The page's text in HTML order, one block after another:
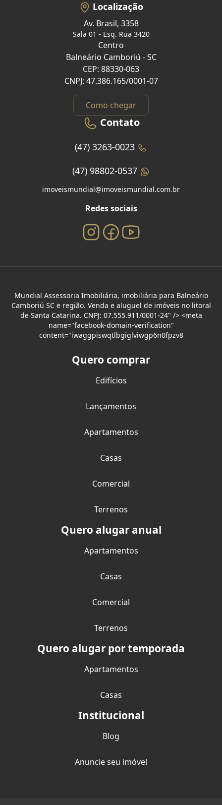
Localização
Av. Brasil, 3358
Sala 01 - Esq. Rua 3420
Centro
Balneário Camboriú - SC
CEP: 88330-063
CNPJ: 47.386.165/0001-07
Como chegar
Contato
(47) 3263-0023
(47) 98802-0537
imoveismundial@imoveismundial.com.br
Redes sociais
Mundial Assessoria Imobiliária, imobiliária para Balneário
Camboriú SC e região. Venda e aluguel de imóveis no litoral
de Santa Catarina. CNPJ: 07.555.911/0001-24" /> <meta
name="facebook-domain-verification"
content="iwaggpiswqtlbgiglviwgp6n0fpzv8
Quero comprar
Edifícios
Lançamentos
Apartamentos
Casas
Comercial
Terrenos
Quero alugar anual
Apartamentos
Casas
Comercial
Terrenos
Quero alugar por temporada
Apartamentos
Casas
Institucional
Blog
Anuncie seu imóvel